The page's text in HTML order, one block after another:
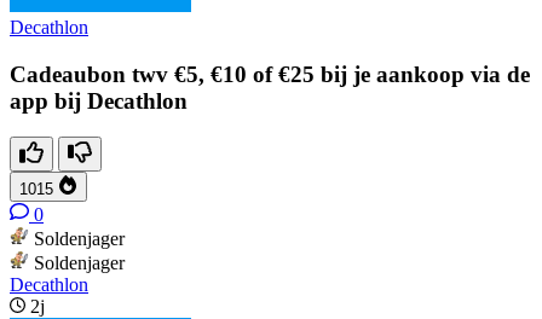
Decathlon
Cadeaubon twv €5, €10 of €25 bij je aankoop via de
app bij Decathlon
1015
0
Soldenjager
Soldenjager
Decathlon
2j